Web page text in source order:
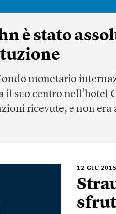
è stato
monetario
il suo centro
ricevute, e non
12 GIU 2015